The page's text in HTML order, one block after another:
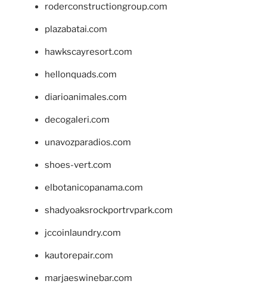
roderconstructiongroup.com
plazabatai.com
hawkscayresort.com
hellonquads.com
diarioanimales.com
decogaleri.com
unavozparadios.com
shoes-vert.com
elbotanicopanama.com
shadyoaksrockportrvpark.com
jccoinlaundry.com
kautorepair.com
marjaeswinebar.com